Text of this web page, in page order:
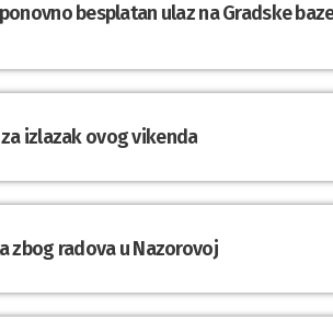
besplatan ulaz na Gradske
izlazak ovog vikenda
zbog radova u Nazorovoj